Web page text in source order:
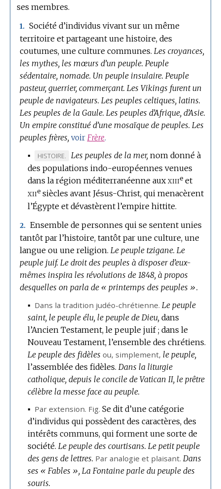
ses membres.
1. Société d’individus vivant sur un même
territoire et partageant une histoire, des
coutumes, une culture communes. Les croyances,
les mythes, les mœurs d’un peuple. Peuple
sédentaire, nomade. Un peuple insulaire. Peuple
pasteur, guerrier, commerçant. Les Vikings furent un
peuple de navigateurs. Les peuples celtiques, latins.
Les peuples de la Gaule. Les peuples d’Afrique, d’Asie.
Un empire constitué d’une mosaïque de peuples. Les
peuples frères, voir Frère.
▪
MARQUE
DE
DOMAINE
:
HISTOIRE. Les peuples de la mer, nom donné à
des populations indo-européennes venues
dans la région méditerranéenne aux xiiieet
xiiesiècles avant Jésus-Christ, qui menacèrent
l’Égypte et dévastèrent l’empire hittite.
2. Ensemble de personnes qui se sentent unies
tantôt par l’histoire, tantôt par une culture, une
langue ou une religion. Le peuple tzigane. Le
peuple juif. Le droit des peuples à disposer d’eux-
mêmes inspira les révolutions de 1848, à propos
desquelles on parla de « printemps des peuples ».
▪ Dans la tradition judéo-chrétienne. Le peuple
saint, le peuple élu, le peuple de Dieu, dans
l’Ancien Testament, le peuple juif ; dans le
Nouveau Testament, l’ensemble des chrétiens.
Le peuple des fidèles ou, simplement, le peuple,
l’assemblée des fidèles. Dans la liturgie
catholique, depuis le concile de Vatican II, le prêtre
célèbre la messe face au peuple.
▪ Par extension. Fig. Se dit d’une catégorie
d’individus qui possèdent des caractères, des
intérêts communs, qui forment une sorte de
société. Le peuple des courtisans. Le petit peuple
des gens de lettres. Par analogie et plaisant. Dans
ses « Fables », La Fontaine parle du peuple des
souris.